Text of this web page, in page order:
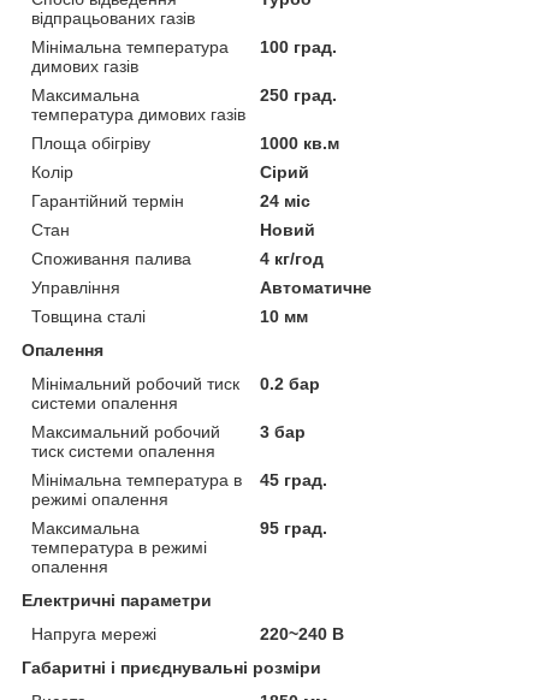
відпрацьованих газів
Мінімальна температура
димових газів
100 град.
Максимальна
температура димових газів
250 град.
Площа обігріву
1000 кв.м
Колір
Сірий
Гарантійний термін
24 міс
Стан
Новий
Споживання палива
4 кг/год
Управління
Автоматичне
Товщина сталі
10 мм
Опалення
Мінімальний робочий тиск
системи опалення
0.2 бар
Максимальний робочий
тиск системи опалення
3 бар
Мінімальна температура в
режимі опалення
45 град.
Максимальна
температура в режимі
опалення
95 град.
Електричні параметри
Напруга мережі
220~240 В
Габаритні і приєднувальні розміри